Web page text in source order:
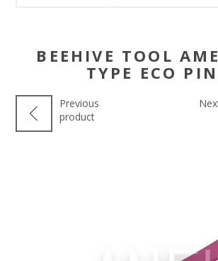
BEEHIVE TOOL
TYPE ECO
Previous
product